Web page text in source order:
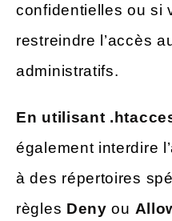
confidentielles ou si
restreindre l’accès
administratifs.
En utilisant
également interdire
à des répertoires
règles Denyou